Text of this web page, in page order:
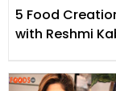
5 Food
with Reshmi